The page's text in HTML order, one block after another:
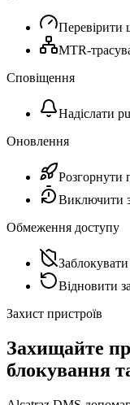
Перевірити
MTR-
Сповіщення
Надіслати
Оновлення
Розгорнути
Виключити
Обмеження доступу
Відновити
Захист пристроїв
Захищайте
блокування